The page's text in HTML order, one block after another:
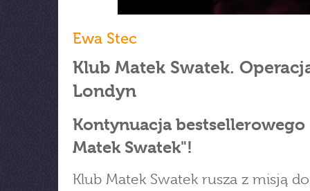
Ewa Stec
Klub Matek Swatek.
Londyn
Kontynuacja bestsellerowego
Matek Swatek"!
Klub Matek Swatek rusza z misją do